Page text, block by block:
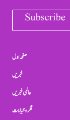
Subscribe
صفحہ اول
خبریں
عالمی خبریں
فکر و خیالات